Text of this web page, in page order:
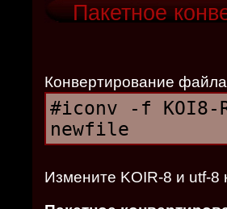
Пакетное
Конвертирование
#iconv -f
newfile
Измените KOIR-8 и utf-8